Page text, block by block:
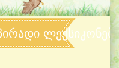
ლექსიკონები